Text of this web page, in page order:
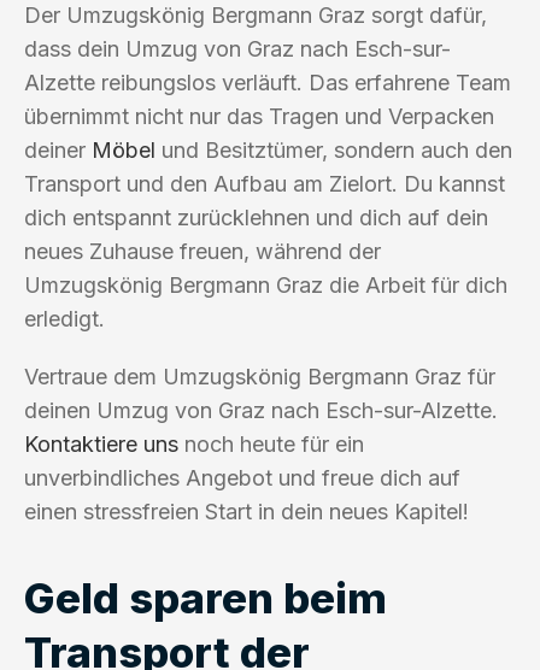
Der Umzugskönig Bergmann Graz sorgt dafür,
dass dein Umzug von Graz nach Esch-sur-
Alzette reibungslos verläuft. Das erfahrene Team
übernimmt nicht nur das Tragen und Verpacken
deiner Möbel und Besitztümer, sondern auch den
Transport und den Aufbau am Zielort. Du kannst
dich entspannt zurücklehnen und dich auf dein
neues Zuhause freuen, während der
Umzugskönig Bergmann Graz die Arbeit für dich
erledigt.
Vertraue dem Umzugskönig Bergmann Graz für
deinen Umzug von Graz nach Esch-sur-Alzette.
Kontaktiere uns noch heute für ein
unverbindliches Angebot und freue dich auf
einen stressfreien Start in dein neues Kapitel!
Geld sparen beim
Transport der